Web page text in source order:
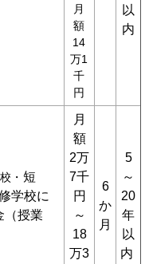
月
額
14
万1
千
円
以
内
・短
学校に
（授業
月
額
2万
7千
円
～
18
万3
6
か
月
5
～
20
年
以
内